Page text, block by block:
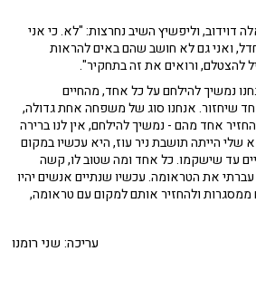
דוידוב, וליפשיץ השיב נחרצות: "לא. כי אני
ואני גם לא חושב שהם באים להראות
להצטלם, ורואים את זה בתחקיר".
נמשיך להילחם על כל אחד, מהחיים
שיחזור. אנחנו סוג של משפחה אחת גדולה,
אחד מהם - נמשיך להילחם, אין לנו ברירה
שלי הייתה תושבת ניר עוז, היא עכשיו במקום
וייקח שנתיים עד שישקמו. כל אחד ומה שטוב לו, קשה
את הטראומה. עכשיו שנתיים אנשים יהיו
ולהחזיר אותם למקום עם טראומה,
עריכה: שני רומנו